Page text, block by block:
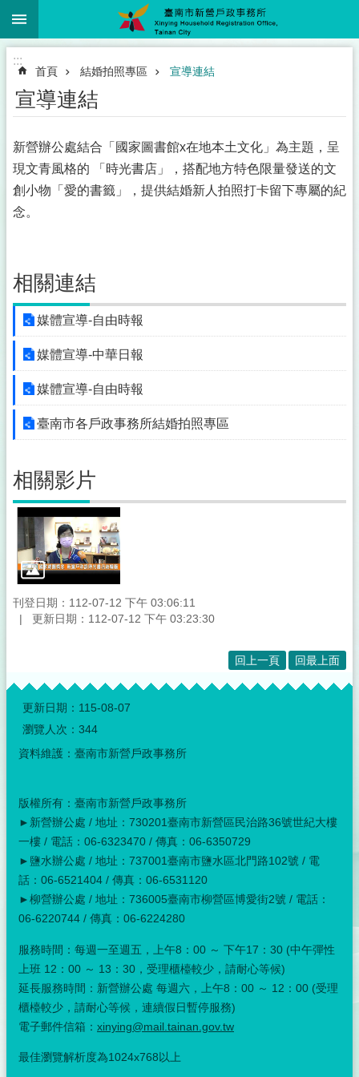
跳到主要內容區塊
:::
首頁 結婚拍照專區 宣導連結
宣導連結
新營辦公處結合「國家圖書館x在地本土文化」為主題，呈
現文青風格的 「時光書店」，搭配地方特色限量發送的文
創小物「愛的書籤」，提供結婚新人拍照打卡留下專屬的紀
念。
相關連結
媒體宣導-自由時報
媒體宣導-中華日報
媒體宣導-自由時報
臺南市各戶政事務所結婚拍照專區
相關影片
刊登日期：112-07-12 下午 03:06:11
更新日期：112-07-12 下午 03:23:30
回上一頁 回最上面
:::
更新日期： 115-08-07
瀏覽人次： 344
資料維護：臺南市新營戶政事務所
版權所有：臺南市新營戶政事務所
►新營辦公處 / 地址：730201臺南市新營區民治路36號世紀大樓
一樓 / 電話：06-6323470 / 傳真：06-6350729
►鹽水辦公處 / 地址：737001臺南市鹽水區北門路102號 / 電
話：06-6521404 / 傳真：06-6531120
►柳營辦公處 / 地址：736005臺南市柳營區博愛街2號 / 電話：
06-6220744 / 傳真：06-6224280
服務時間：每週一至週五，上午8：00 ～ 下午17：30 (中午彈性
上班 12：00 ～ 13：30，受理櫃檯較少，請耐心等候)
延長服務時間：新營辦公處 每週六，上午8：00 ～ 12：00 (受理
櫃檯較少，請耐心等候，連續假日暫停服務)
電子郵件信箱： xinying@mail.tainan.gov.tw
最佳瀏覽解析度為1024x768以上